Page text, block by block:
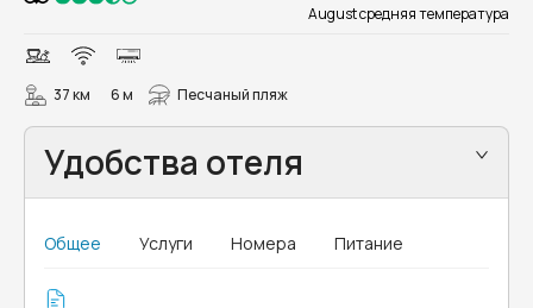
August средняя температура
37 км 6 м Песчаный пляж
Удобства отеля
Общее Услуги Номера Питание